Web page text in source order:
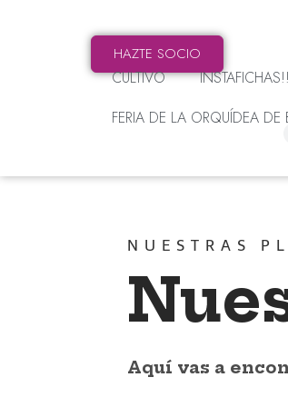
HAZTE SOCIO
CULTIVO
FERIA DE LA ORQUÍDEA DE
NUESTRAS
Aquí vas a